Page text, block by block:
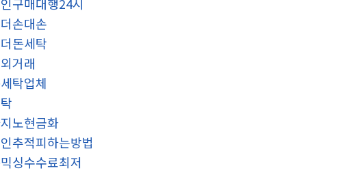
손대손
돈세탁
거래
탁업체
노현금화
추적피하는방법
싱수수료최저